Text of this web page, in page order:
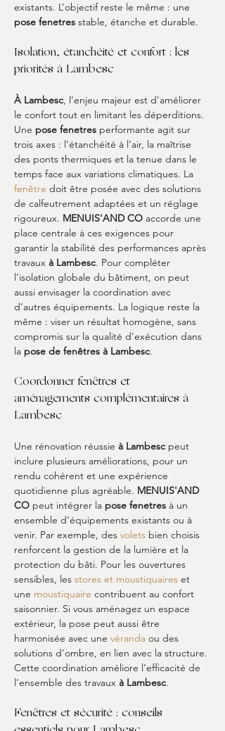
existants. L’objectif reste le même : une
pose fenetres stable, étanche et durable.
Isolation, étanchéité et confort : les
priorités à Lambesc
À Lambesc, l’enjeu majeur est d’améliorer
le confort tout en limitant les déperditions.
Une pose fenetres performante agit sur
trois axes : l’étanchéité à l’air, la maîtrise
des ponts thermiques et la tenue dans le
temps face aux variations climatiques. La
fenêtre doit être posée avec des solutions
de calfeutrement adaptées et un réglage
rigoureux. MENUIS'AND CO accorde une
place centrale à ces exigences pour
garantir la stabilité des performances après
travaux à Lambesc. Pour compléter
l’isolation globale du bâtiment, on peut
aussi envisager la coordination avec
d’autres équipements. La logique reste la
même : viser un résultat homogène, sans
compromis sur la qualité d’exécution dans
la pose de fenêtres à Lambesc.
Coordonner fenêtres et
aménagements complémentaires à
Lambesc
Une rénovation réussie à Lambesc peut
inclure plusieurs améliorations, pour un
rendu cohérent et une expérience
quotidienne plus agréable. MENUIS'AND
CO peut intégrer la pose fenetres à un
ensemble d’équipements existants ou à
venir. Par exemple, des volets bien choisis
renforcent la gestion de la lumière et la
protection du bâti. Pour les ouvertures
sensibles, les stores et moustiquaires et
une moustiquaire contribuent au confort
saisonnier. Si vous aménagez un espace
extérieur, la pose peut aussi être
harmonisée avec une véranda ou des
solutions d’ombre, en lien avec la structure.
Cette coordination améliore l’efficacité de
l’ensemble des travaux à Lambesc.
Fenêtres et sécurité : conseils